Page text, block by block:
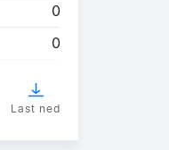
0
0
Last ned